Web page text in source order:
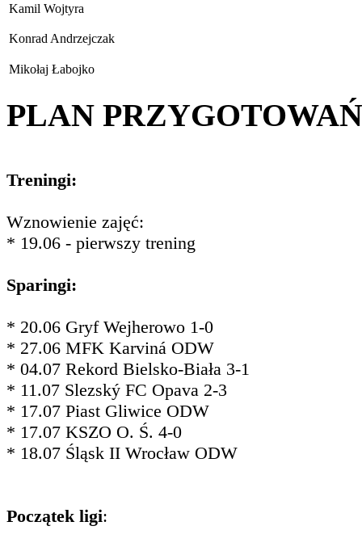
Kamil Wojtyra
Konrad Andrzejczak
Mikołaj Łabojko
PLAN PRZYGOTOWAŃ
Treningi:
Wznowienie zajęć:
* 19.06 - pierwszy trening
Sparingi:
* 20.06 Gryf Wejherowo 1-0
* 27.06 MFK Karviná ODW
* 04.07 Rekord Bielsko-Biała 3-1
* 11.07 Slezský FC Opava 2-3
* 17.07 Piast Gliwice ODW
* 17.07 KSZO O. Ś. 4-0
* 18.07 Śląsk II Wrocław ODW
Początek ligi: